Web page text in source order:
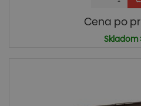
Cena po
Skladom